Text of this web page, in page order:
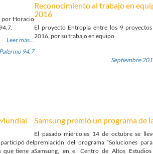
por Horacio
Leer más…
94.7
Reconocimiento al trabajo en
2016
El proyecto Entropía entre los 9
2016, por su trabajo en equipo.
Septiembre
del
que tiene a
Samsung premió un programa de
El pasado miércoles 14 de octubre se
premiación del programa “Soluciones
Samsung, en el Centro de Altos